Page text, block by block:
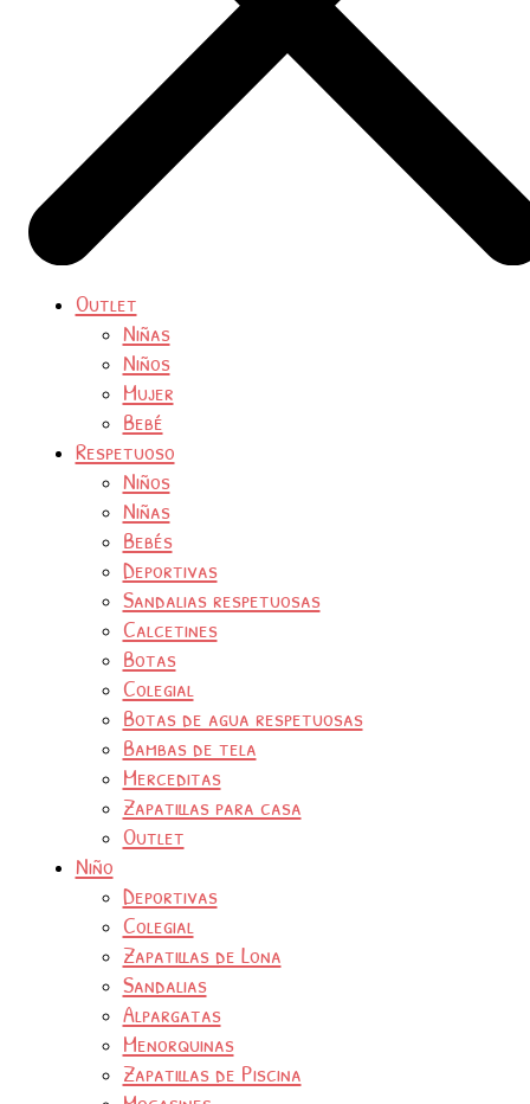
Outlet
Niñas
Niños
Mujer
Bebé
Respetuoso
Niños
Niñas
Bebés
Deportivas
Sandalias respetuosas
Calcetines
Botas
Colegial
Botas de agua respetuosas
Bambas de tela
Merceditas
Zapatillas para casa
Outlet
Niño
Deportivas
Colegial
Zapatillas de Lona
Sandalias
Alpargatas
Menorquinas
Zapatillas de Piscina